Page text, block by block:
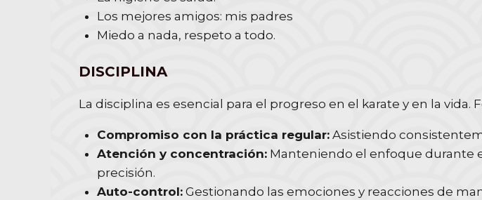
Los mejores amigos: mis padres
Miedo a nada, respeto a todo.
DISCIPLINA
La disciplina es esencial para el progreso en el karate y en la vida.
Compromiso con la práctica regular:Asistiendo
Atención y concentración:Manteniendo el enfoque durante
precisión.
Auto-control:Gestionando las emociones y reacciones de